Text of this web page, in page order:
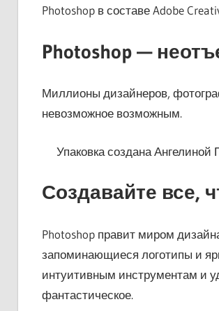
Photoshop в составе Adobe
Photoshop —
Миллионы дизайнеров,
невозможное возможным.
Упаковка создана Ангелиной
Создавайте все,
Photoshop правит миром
запоминающиеся логотипы и
интуитивным инструментам и
фантастическое.